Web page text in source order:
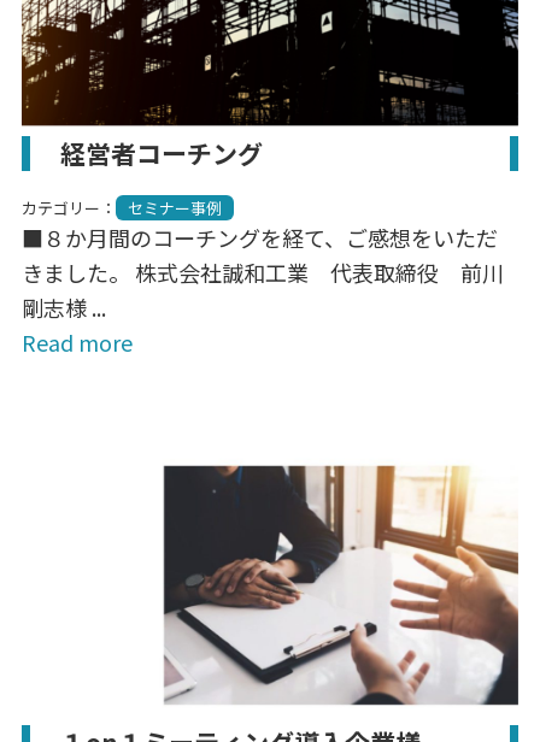
経営者コーチング
カテゴリー： セミナー事例
■８か月間のコーチングを経て、ご感想をいただ
きました。 株式会社誠和工業 代表取締役 前川
剛志様 ...
Read more